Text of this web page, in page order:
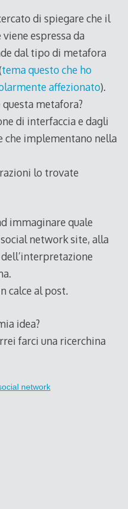
di spiegare che il
espressa da
dal tipo di metafora
tema questo che ho
affezionato).
metafora?
di interfaccia e dagli
che implementano nella
lo trovate
immaginare quale
network site, alla
calce al post.
idea?
farci una ricerchina
network